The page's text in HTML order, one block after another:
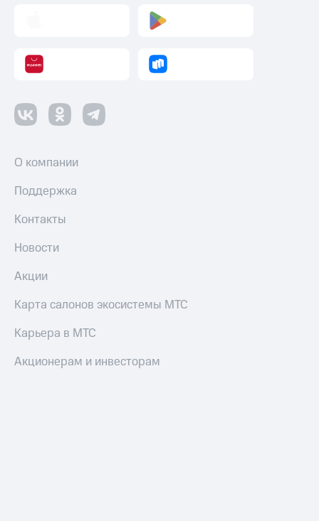
О компании
Поддержка
Контакты
Новости
Акции
Карта салонов экосистемы МТС
Карьера в МТС
Акционерам и инвесторам